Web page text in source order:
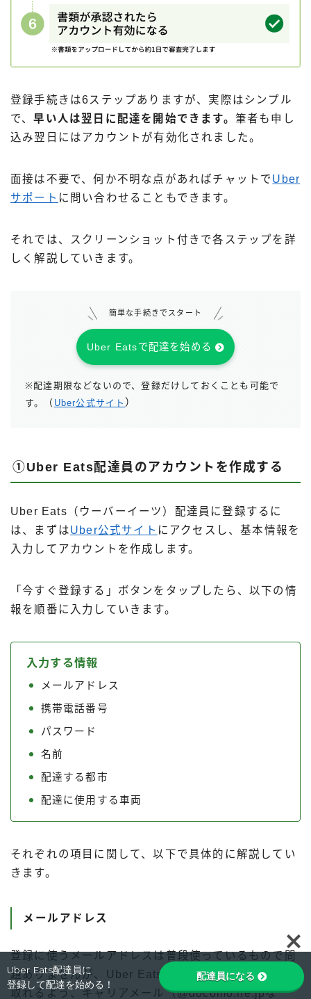
登録手続きは6ステップありますが、実際はシンプル
で、早い人は翌日に配達を開始できます。 筆者も申し
込み翌日にはアカウントが有効化されました。
面接は不要で、何か不明な点があればチャットで Uber
サポート に問い合わせることもできます。
それでは、スクリーンショット付きで各ステップを詳
しく解説していきます。
簡単な手続きでスタート
Uber Eatsで配達を始める
※配達期限などないので、登録だけしておくことも可能で
す。（ Uber公式サイト ）
①Uber Eats配達員のアカウントを作成する
Uber Eats（ウーバーイーツ）配達員に登録するに
は、まずはUber公式サイト にアクセスし、基本情報を
入力してアカウントを作成します。
「今すぐ登録する」ボタンをタップしたら、以下の情
報を順番に入力していきます。
入力する情報
メールアドレス
携帯電話番号
パスワード
名前
配達する都市
配達に使用する車両
それぞれの項目に関して、以下で具体的に解説してい
きます。
メールアドレス
登録に使うメールアドレスは普段使っているもので問
題ありませんが、Uber Eatsからの連絡を確実に受け
取れるよう、キャリアメール（@docomo.ne.jpな
Uber Eats配達員に
登録して配達を始める！
配達員になる